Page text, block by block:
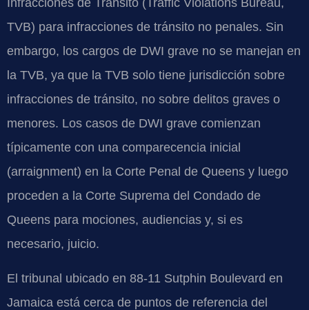
Infracciones de Tránsito (Traffic Violations Bureau,
TVB) para infracciones de tránsito no penales. Sin
embargo, los cargos de DWI grave no se manejan en
la TVB, ya que la TVB solo tiene jurisdicción sobre
infracciones de tránsito, no sobre delitos graves o
menores. Los casos de DWI grave comienzan
típicamente con una comparecencia inicial
(arraignment) en la Corte Penal de Queens y luego
proceden a la Corte Suprema del Condado de
Queens para mociones, audiencias y, si es
necesario, juicio.
El tribunal ubicado en 88-11 Sutphin Boulevard en
Jamaica está cerca de puntos de referencia del